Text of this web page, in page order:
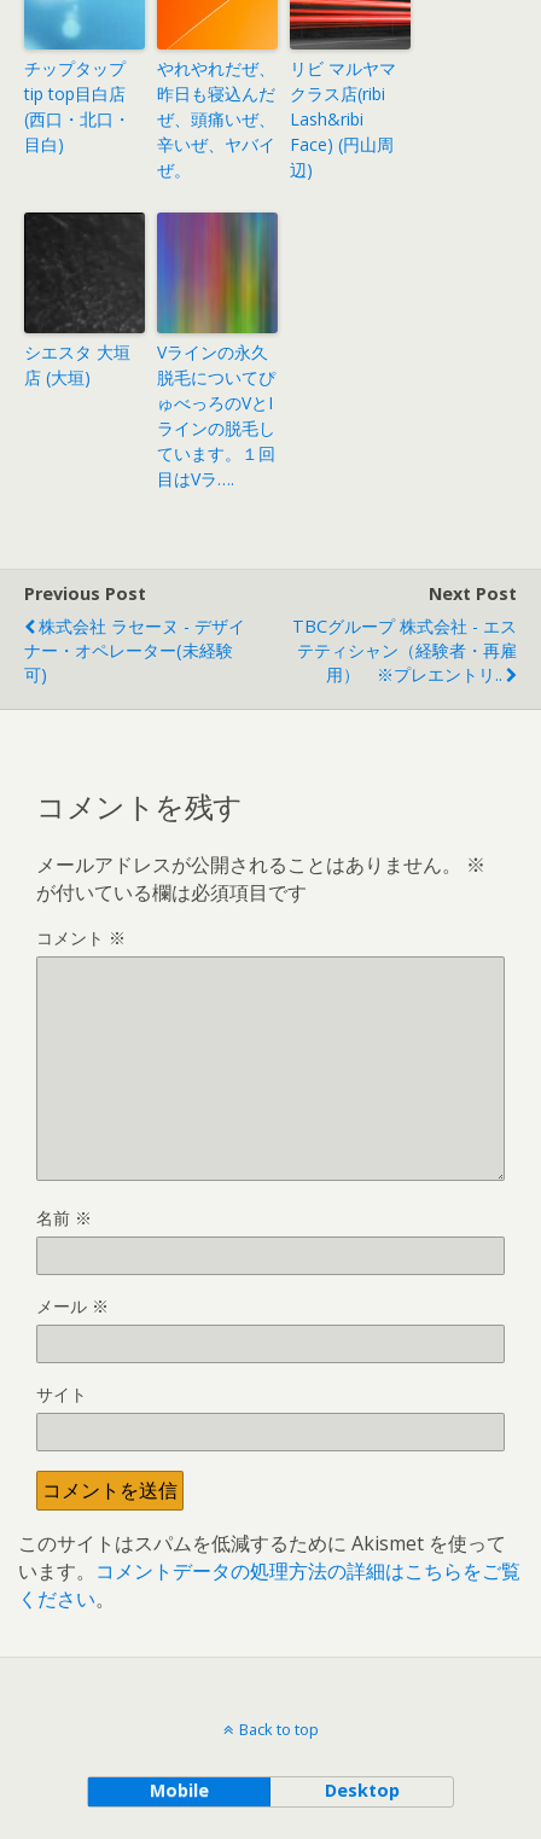
チップタップ
tip top目白店
(西口・北口・
目白)
やれやれだぜ、
昨日も寝込んだ
ぜ、頭痛いぜ、
辛いぜ、ヤバイ
ぜ。
リビ マルヤマ
クラス店(ribi
Lash&ribi
Face) (円山周
辺)
シエスタ 大垣
店 (大垣)
Vラインの永久
脱毛についてぴ
ゅべっろのVとI
ラインの脱毛し
ています。１回
目はVラ….
Previous Post
株式会社 ラセーヌ - デザイ
ナー・オペレーター(未経験
可)
Next Post
TBCグループ 株式会社 - エス
テティシャン（経験者・再雇
用） ※プレエントリ..
コメントを残す
メールアドレスが公開されることはありません。
※
が付いている欄は必須項目です
コメント ※
名前 ※
メール ※
サイト
このサイトはスパムを低減するために Akismet を使って
います。 コメントデータの処理方法の詳細はこちらをご覧
ください。
Back to top
Mobile Desktop